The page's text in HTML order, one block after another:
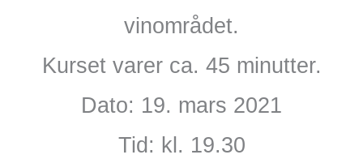
vinområdet.
Kurset varer ca. 45 minutter.
Dato: 19. mars 2021
Tid: kl. 19.30